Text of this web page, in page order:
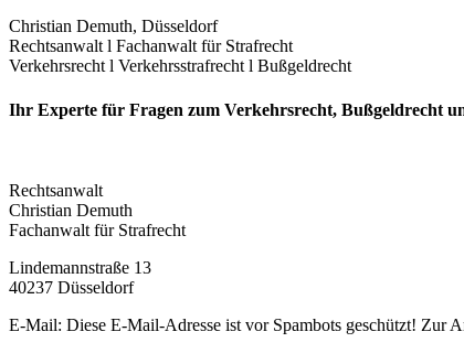
Christian Demuth, Düsseldorf
Rechtsanwalt l Fachanwalt für Strafrecht
Verkehrsrecht l Verkehrsstrafrecht l Bußgeldrecht
Ihr Experte für Fragen zum Verkehrsrecht, Bußgeldrecht
Rechtsanwalt
Christian Demuth
Fachanwalt für Strafrecht
Lindemannstraße 13
40237 Düsseldorf
E-Mail: Diese E-Mail-Adresse ist vor Spambots geschützt! Zur